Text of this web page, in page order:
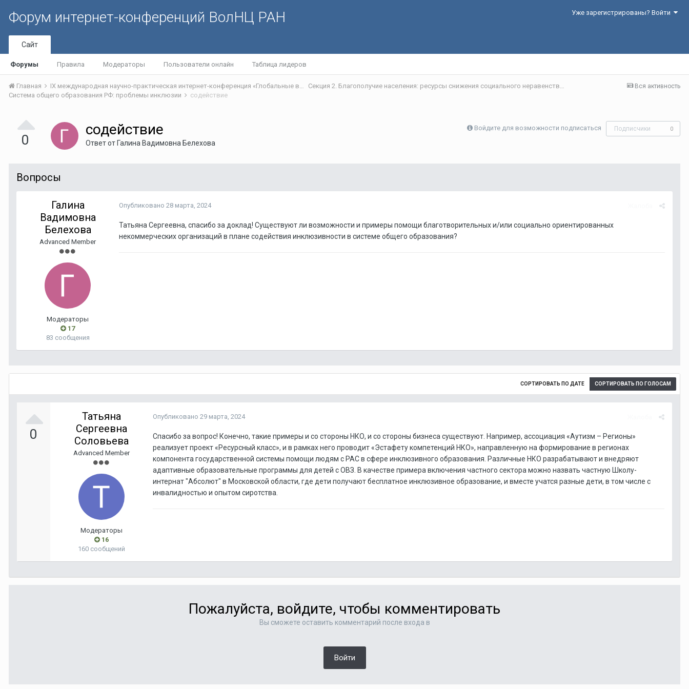
Форум интернет-конференций ВолНЦ РАН Уже зарегистрированы? Войти
Сайт
Форумы Правила Модераторы Пользователи онлайн Таблица лидеров
Вся активность
Главная IX международная научно-практическая интернет-конференция «Глобальные вызовы и региональное развитие в зеркале социологических измерений»
Секция 2. Благополучие населения: ресурсы снижения социального неравенства
Система общего образования РФ: проблемы инклюзии
содействие
0
Войдите для возможности подписаться Подписчики 0
содействие
Ответ от Галина Вадимовна Белехова
Вопросы
Галина
Вадимовна
Белехова
Advanced Member
Модераторы
17
83 сообщения
Опубликовано 28 марта, 2024
Татьяна Сергеевна, спасибо за доклад! Существуют ли возможности и примеры помощи благотворительных и/или социально ориентированных
некоммерческих организаций в плане содействия инклюзивности в системе общего образования?
СОРТИРОВАТЬ ПО ГОЛОСАМ
СОРТИРОВАТЬ ПО ДАТЕ
0
Татьяна
Сергеевна
Соловьева
Advanced Member
Модераторы
16
160 сообщений
Опубликовано 29 марта, 2024
Спасибо за вопрос! Конечно, такие примеры и со стороны НКО, и со стороны бизнеса существуют. Например, ассоциация «Аутизм – Регионы»
реализует проект «Ресурсный класс», и в рамках него проводит «Эстафету компетенций НКО», направленную на формирование в регионах
компонента государственной системы помощи людям с РАС в сфере инклюзивного образования. Различные НКО разрабатывают и внедряют
адаптивные образовательные программы для детей с ОВЗ. В качестве примера включения частного сектора можно назвать частную Школу-
интернат "Абсолют" в Московской области, где дети получают бесплатное инклюзивное образование, и вместе учатся разные дети, в том числе с
инвалидностью и опытом сиротства.
Пожалуйста, войдите, чтобы комментировать
Вы сможете оставить комментарий после входа в
Войти